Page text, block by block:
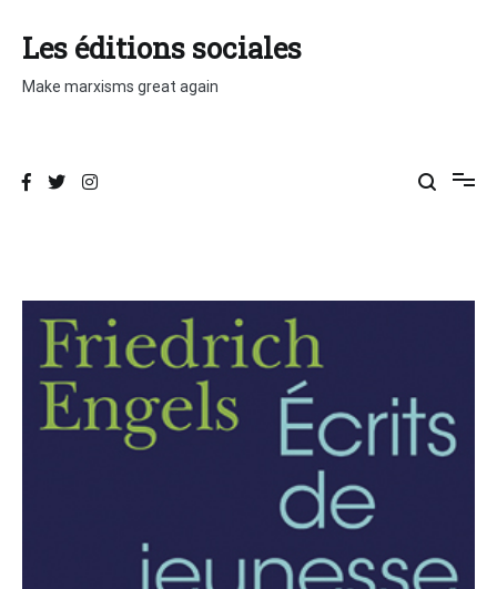
contenu
Les éditions sociales
Make marxisms great again